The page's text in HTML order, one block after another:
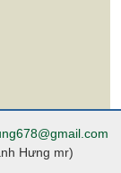
Hưng mr)